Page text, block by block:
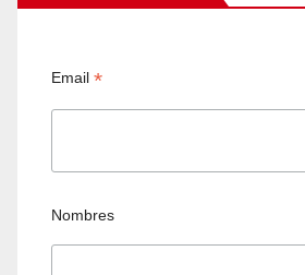
Email*
Nombres